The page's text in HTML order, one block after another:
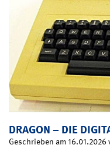
DRAGON – DIE
Geschrieben am 16.01.2026